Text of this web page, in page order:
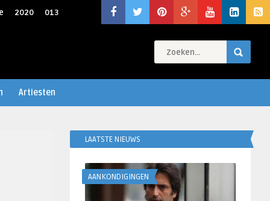
2020 013
Artiesten
LAATSTE NIEUWS
AANKONDIGINGEN